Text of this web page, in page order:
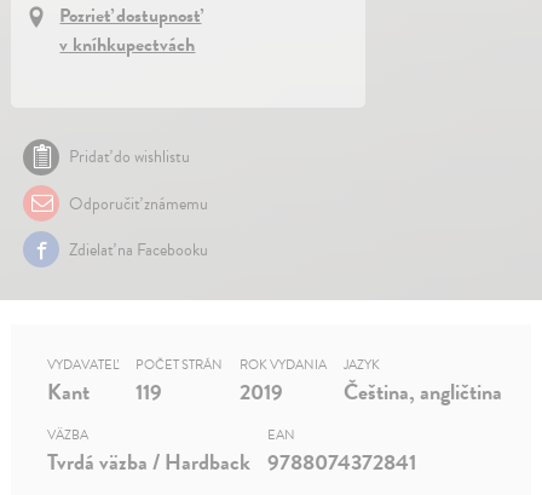
Pozrieť dostupnosť
v kníhkupectvách
Pridať do wishlistu
Odporučiť známemu
Zdielať na Facebooku
VYDAVATEĽ
Kant
POČET STRÁN
119
ROK VYDANIA
2019
JAZYK
Čeština, angličtina
VÄZBA
Tvrdá väzba / Hardback
EAN
9788074372841